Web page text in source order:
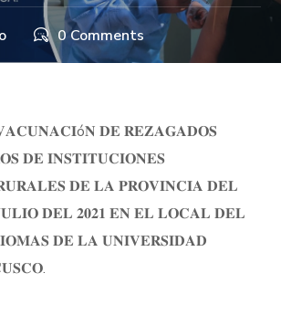
0 Comments
𝐃𝐄 𝐑𝐄𝐙𝐀𝐆𝐀𝐃𝐎𝐒
𝐃𝐄 𝐈𝐍𝐒𝐓𝐈𝐓𝐔𝐂𝐈𝐎𝐍𝐄𝐒
𝐃𝐄 𝐋𝐀 𝐏𝐑𝐎𝐕𝐈𝐍𝐂𝐈𝐀 𝐃𝐄𝐋
𝐃𝐄𝐋 𝟐𝟎𝟐𝟏 𝐄𝐍 𝐄𝐋 𝐋𝐎𝐂𝐀𝐋 𝐃𝐄𝐋
𝐃𝐄 𝐋𝐀 𝐔𝐍𝐈𝐕𝐄𝐑𝐒𝐈𝐃𝐀𝐃